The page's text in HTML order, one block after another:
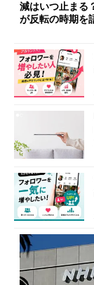
減はいつ止ま
が反転の時期